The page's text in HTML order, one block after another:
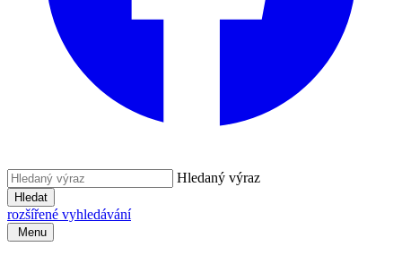
Hledaný výraz
Hledat
rozšířené vyhledávání
Menu